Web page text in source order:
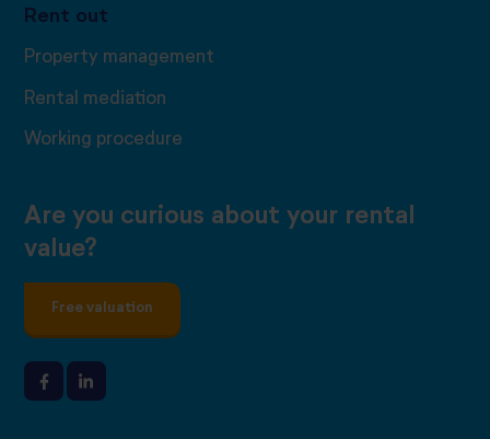
Rent out
Property management
Rental mediation
Working procedure
Are you curious about your rental
value?
Free valuation